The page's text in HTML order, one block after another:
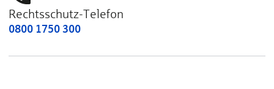
Rechtsschutz-Telefon
0800 1750 300